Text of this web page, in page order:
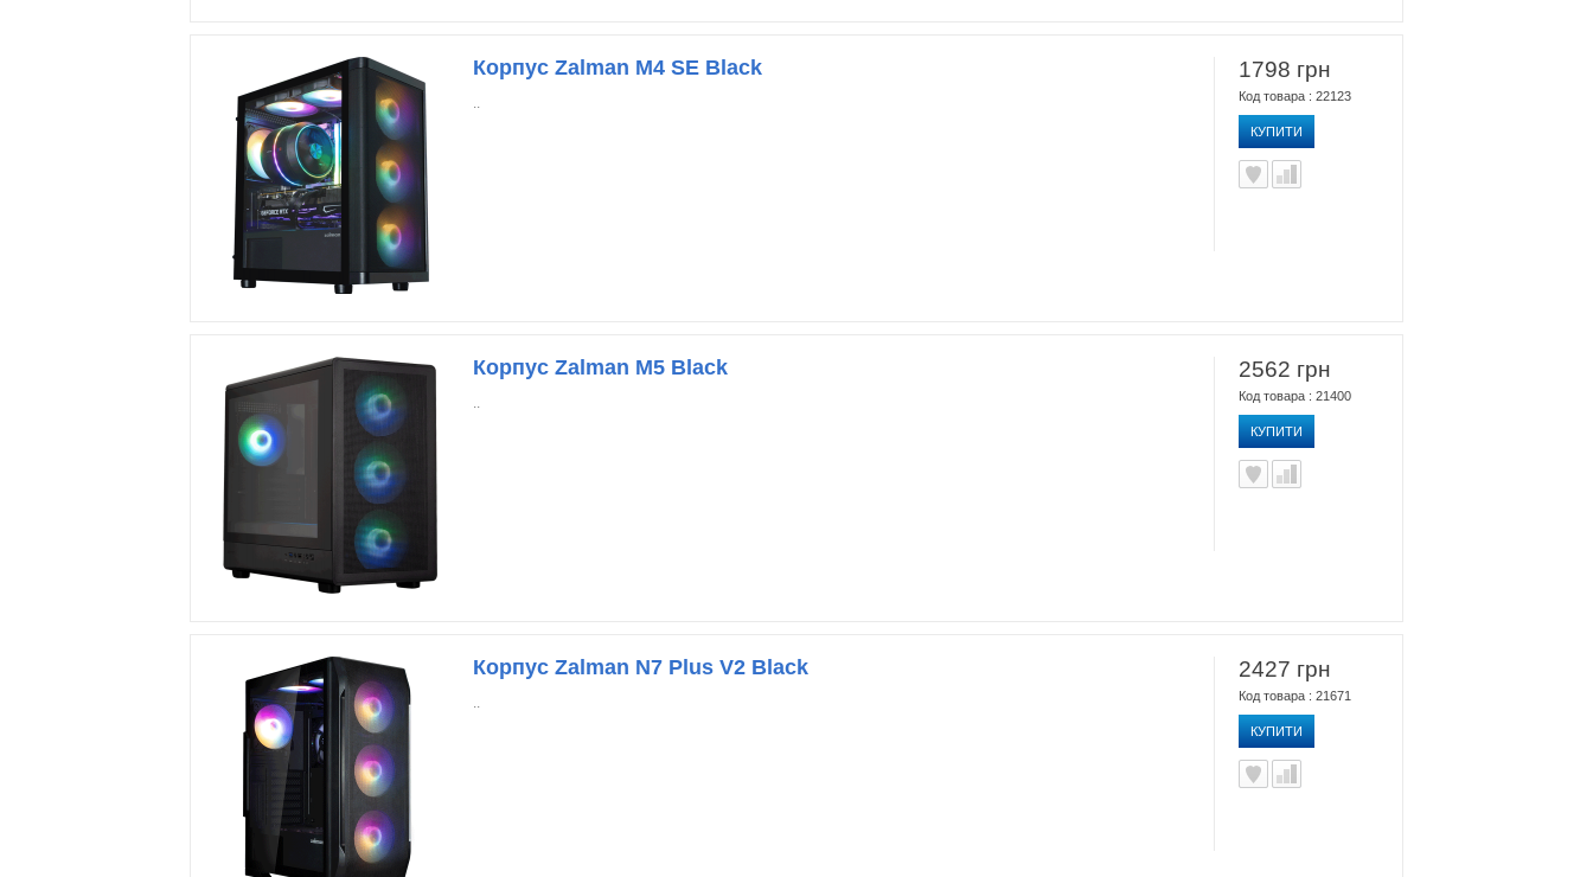
1798 грн
Код товара : 22123
КУПИТИ
Корпус Zalman M4 SE Black
..
2562 грн
Код товара : 21400
КУПИТИ
Корпус Zalman M5 Black
..
2427 грн
Код товара : 21671
КУПИТИ
Корпус Zalman N7 Plus V2 Black
..